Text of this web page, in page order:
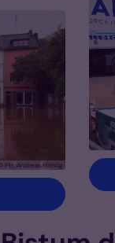
© Pfr. Andreas Möhlig